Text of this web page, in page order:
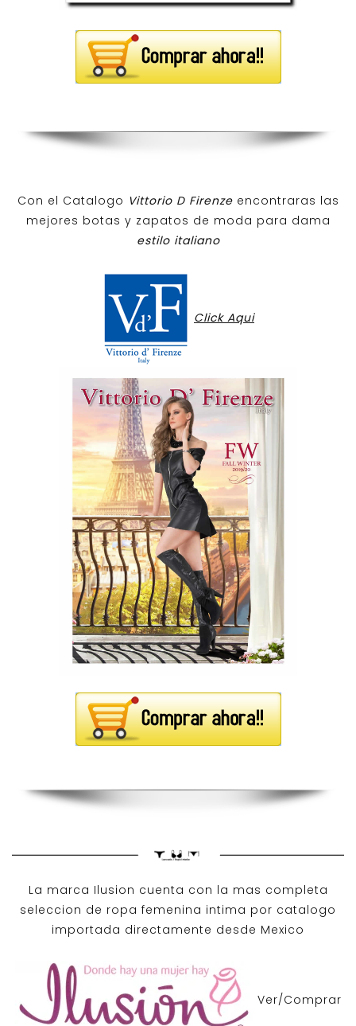
Con el Catalogo Vittorio D Firenzeencontraras las
mejores botas y zapatos de moda para dama
estilo italiano
Click Aqui
La marca Ilusion cuenta con la mas completa
seleccion de ropa femenina intima por catalogo
importada directamente desde Mexico
Ver/Comprar